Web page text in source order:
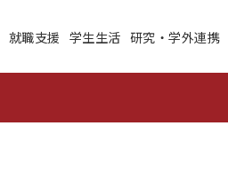
就職支援 学生生活 研究・学外連携